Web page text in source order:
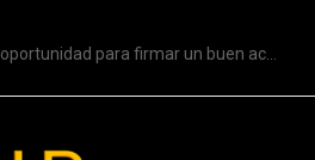
Irán que tiene una última oportunidad para firmar un buen acuerdo: Trump